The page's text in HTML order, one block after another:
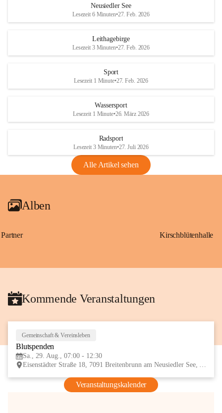
S
Maßnahmen zur Bekämpfung
Rebe und der Amerikanischen
Anhang VBl. EU Nr. 18
1 Seite•1,4 MB
VBl. EU Nr. 18_2026
r
S
Neusiedler See
Lesezeit 6 Minuten•27. Feb. 2026
Leithagebirge
Lesezeit 3 Minuten•27. Feb. 2026
Sport
Lesezeit 1 Minute•27. Feb. 2026
Wassersport
Lesezeit 1 Minute•26. März 2026
Radsport
Lesezeit 3 Minuten•27. Juli 2026
Alle Artikel sehen
Alben
Partner Kirschblütenhalle
Kommende Veranstaltungen
Gemeinschaft & Vereinsleben
Blutspenden
Sa., 29. Aug., 07:00 - 12:30
Eisenstädter Straße 18, 7091 Breitenbrunn am Neusiedler See, AUT
Veranstaltungskalender